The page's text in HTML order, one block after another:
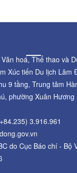
hoá, Thể thao và
Xúc tiến Du lịch Lâm
9 tầng, Trung tâm
phường Xuân
3.916.961
do Cục Báo chí - Bộ